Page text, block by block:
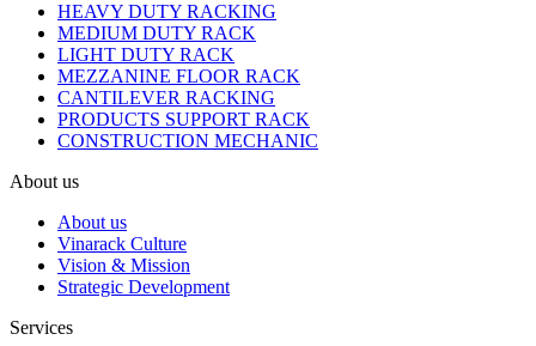
HEAVY DUTY RACKING
MEDIUM DUTY RACK
LIGHT DUTY RACK
MEZZANINE FLOOR RACK
CANTILEVER RACKING
PRODUCTS SUPPORT RACK
CONSTRUCTION MECHANIC
About us
About us
Vinarack Culture
Vision & Mission
Strategic Development
Services